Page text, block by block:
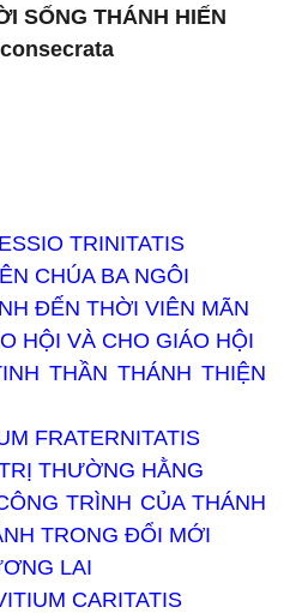
SỐNG THÁNH HIẾN
TRINITATIS
CHÚA BA NGÔI
ĐẾN THỜI VIÊN MÃN
VÀ CHO GIÁO HỘI
THÁNH THIỆN
FRATERNITATIS
THƯỜNG HẰNG
TRÌNH CỦA THÁNH
TRONG ĐỔI MỚI
LAI
CARITATIS